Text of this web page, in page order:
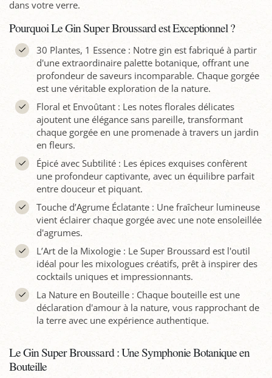
dans votre verre.
Pourquoi Le Gin Super Broussard est Exceptionnel ?
30 Plantes, 1 Essence : Notre gin est fabriqué à partir
d'une extraordinaire palette botanique, offrant une
profondeur de saveurs incomparable. Chaque gorgée
est une véritable exploration de la nature.
Floral et Envoûtant : Les notes florales délicates
ajoutent une élégance sans pareille, transformant
chaque gorgée en une promenade à travers un jardin
en fleurs.
Épicé avec Subtilité : Les épices exquises confèrent
une profondeur captivante, avec un équilibre parfait
entre douceur et piquant.
Touche d’Agrume Éclatante : Une fraîcheur lumineuse
vient éclairer chaque gorgée avec une note ensoleillée
d'agrumes.
L’Art de la Mixologie : Le Super Broussard est l'outil
idéal pour les mixologues créatifs, prêt à inspirer des
cocktails uniques et impressionnants.
La Nature en Bouteille : Chaque bouteille est une
déclaration d'amour à la nature, vous rapprochant de
la terre avec une expérience authentique.
Le Gin Super Broussard : Une Symphonie Botanique en
Bouteille